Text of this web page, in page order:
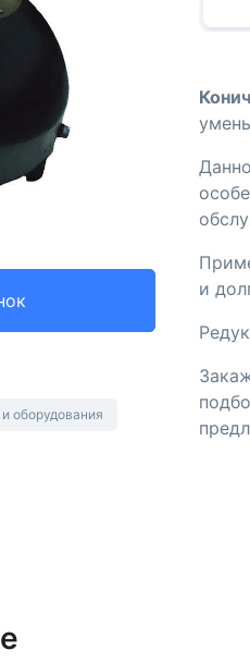
оборудования
и